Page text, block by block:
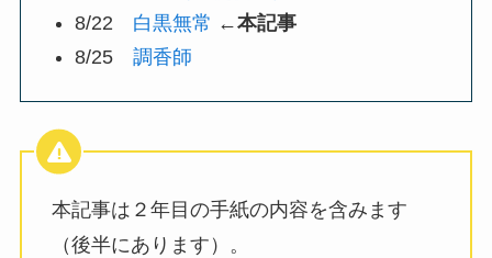
8/22 白黒無常 ←本記事
8/25調香師
本記事は２年目の手紙の内容を含みます
（後半にあります）。